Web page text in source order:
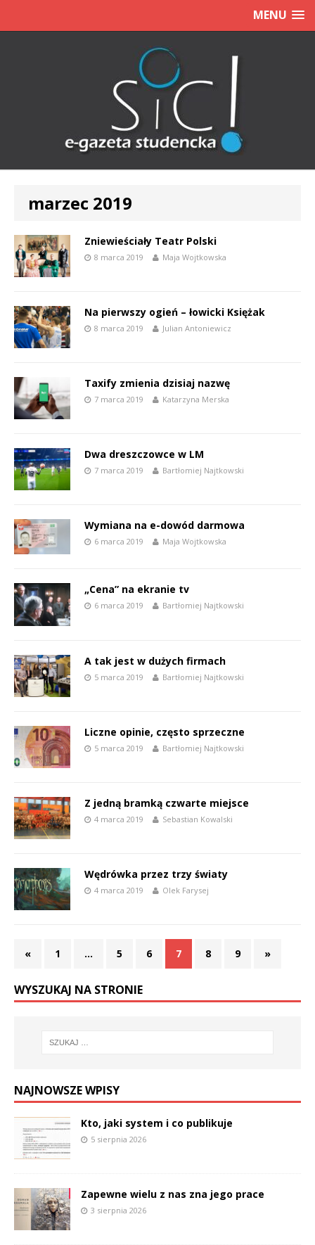
MENU
marzec 2019
Zniewieściały Teatr Polski
8 marca 2019 Maja Wojtkowska
Na pierwszy ogień – łowicki Księżak
8 marca 2019 Julian Antoniewicz
Taxify zmienia dzisiaj nazwę
7 marca 2019 Katarzyna Merska
Dwa dreszczowce w LM
7 marca 2019 Bartłomiej Najtkowski
Wymiana na e-dowód darmowa
6 marca 2019 Maja Wojtkowska
„Cena” na ekranie tv
6 marca 2019 Bartłomiej Najtkowski
A tak jest w dużych firmach
5 marca 2019 Bartłomiej Najtkowski
Liczne opinie, często sprzeczne
5 marca 2019 Bartłomiej Najtkowski
Z jedną bramką czwarte miejsce
4 marca 2019 Sebastian Kowalski
Wędrówka przez trzy światy
4 marca 2019 Olek Farysej
« 1 … 5 6 7 8 9 »
WYSZUKAJ NA STRONIE
NAJNOWSZE WPISY
Kto, jaki system i co publikuje
5 sierpnia 2026
Zapewne wielu z nas zna jego prace
3 sierpnia 2026